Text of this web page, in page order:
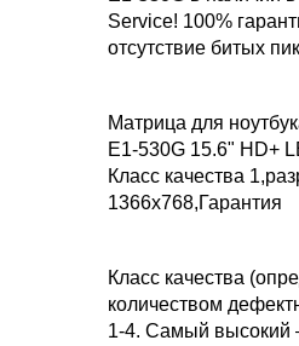
Service! 100%
отсутствие битых
Матрица для
E1-530G 15.6" HD+
Класс качества
1366х768,Гарантия
Класс качества
количеством
1-4. Самый высокий